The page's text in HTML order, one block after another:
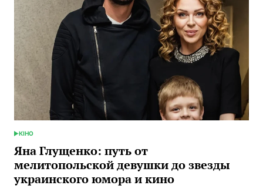
ОПУБЛИКОВАНО
В
КІНО
Яна Глущенко: путь от
мелитопольской девушки до звезды
украинского юмора и кино